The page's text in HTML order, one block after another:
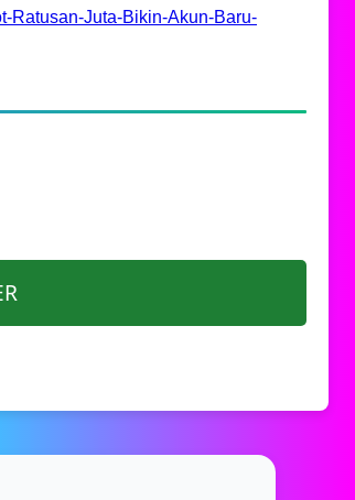
Ratusan-Juta-Bikin-Akun-Baru-